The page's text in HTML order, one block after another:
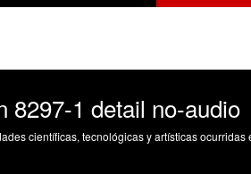
detail no-audio
y artísticas ocurridas en los tres